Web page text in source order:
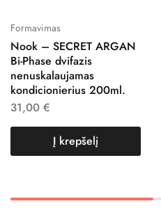
Formavimas
Nook – SECRET ARGAN
Bi-Phase dvifazis
nenuskalaujamas
kondicionierius 200ml.
31,00 €
Į krepšelį